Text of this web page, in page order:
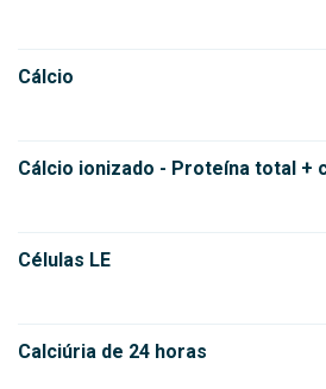
Cálcio
Cálcio ionizado - Proteína total +
Células LE
Calciúria de 24 horas